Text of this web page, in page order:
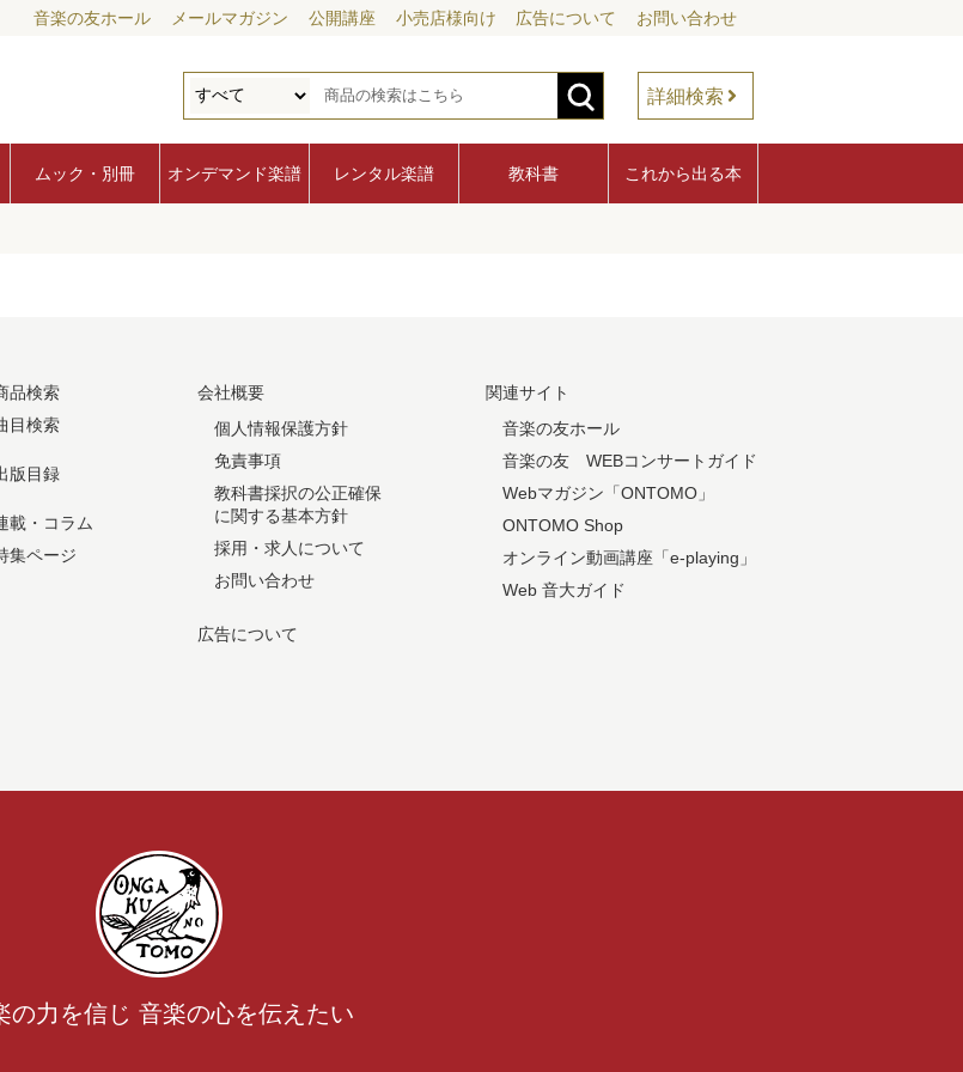
音楽の友ホール メールマガジン 公開講座 小売店様向け 広告について お問い合わせ
詳細検索
ムック・別冊 オンデマンド楽譜 レンタル楽譜 教科書 これから出る本
品検索
目検索
版目録
載・コラム
集ページ
会社概要
個人情報保護方針
免責事項
教科書採択の公正確保
に関する基本方針
採用・求人について
お問い合わせ
広告について
関連サイト
音楽の友ホール
音楽の友 WEBコンサートガイド
Webマガジン「ONTOMO」
ONTOMO Shop
オンライン動画講座「e-playing」
Web 音大ガイド
の力を信じ 音楽の心を伝えたい